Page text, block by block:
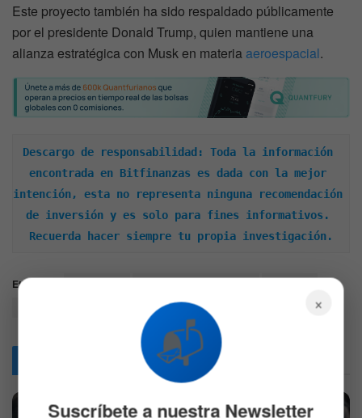
Este proyecto también ha sido respaldado públicamente
por el presidente Donald Trump, quien mantiene una
alianza estratégica con Musk en materia aeroespacial.
Descargo de responsabilidad: Toda la información
encontrada en Bitfinanzas es dada con la mejor
intención, esta no representa ninguna recomendación
de inversión y es solo para fines informativos.
Recuerda hacer siempre tu propia investigación.
Etiquetas:
Relacionados
×
📬
Suscríbete a nuestra Newsletter